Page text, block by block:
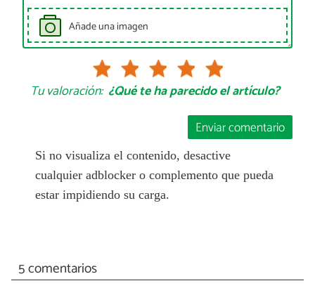
Añade una imagen
Tu valoración: ¿Qué te ha parecido el artículo?
Enviar comentario
Si no visualiza el contenido, desactive
cualquier adblocker o complemento que pueda
estar impidiendo su carga.
5 comentarios